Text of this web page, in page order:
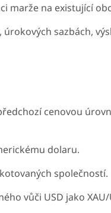
marže na existující
sazbách,
cenovou
dolaru.
společností.
vůči USD jako XAU/